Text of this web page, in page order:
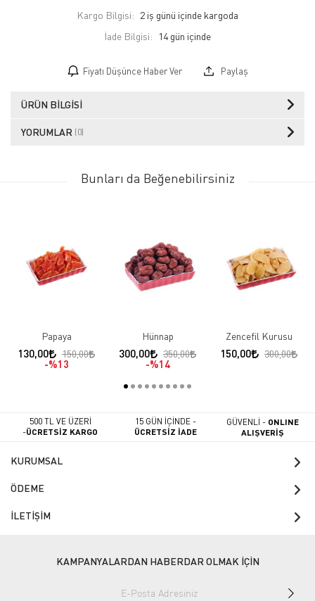
Kargo Bilgisi: 2 iş günü içinde kargoda
İade Bilgisi:
Fiyatı Düşünce Haber Ver Paylaş
ÜRÜN BILGISI
YORUMLAR (0)
Bunları da Beğenebilirsiniz
Papaya
130,00
150,00
%13
Hünnap
300,00
350,00
%14
Zencefil Kurusu
150,00 300,00
500 TL VE ÜZERİ
-ÜCRETSİZ KARGO
15 GÜN İÇİNDE -
ÜCRETSİZ İADE
GÜVENLİ - ONLINE
ALIŞVERİŞ
KURUMSAL
ÖDEME
İLETİŞİM
KAMPANYALARDAN HABERDAR OLMAK İÇİN